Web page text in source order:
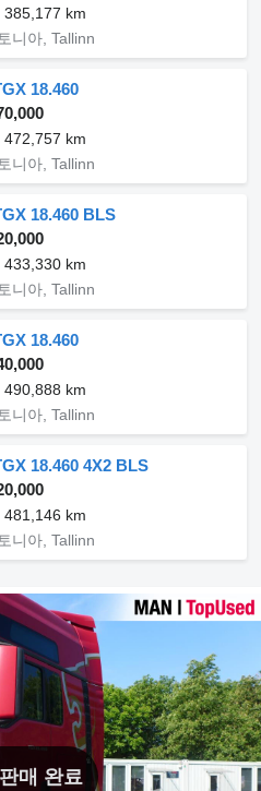
385,177 km
니아, Tallinn
18.460
472,757 km
니아, Tallinn
18.460 BLS
433,330 km
니아, Tallinn
18.460
490,888 km
니아, Tallinn
18.460 4X2 BLS
481,146 km
니아, Tallinn
판매 완료